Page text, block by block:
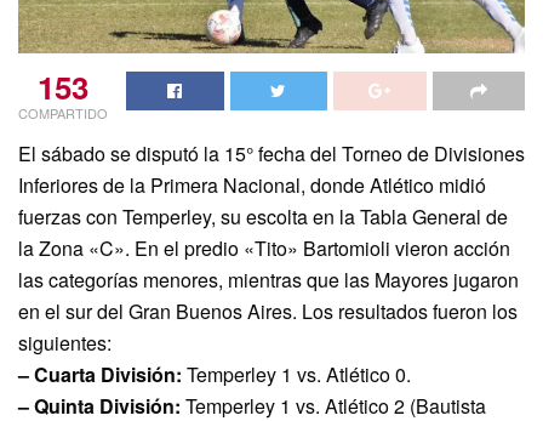
153
COMPARTIDO
El sábado se disputó la 15° fecha del Torneo de Divisiones
Inferiores de la Primera Nacional, donde Atlético midió
fuerzas con Temperley, su escolta en la Tabla General de
la Zona «C». En el predio «Tito» Bartomioli vieron acción
las categorías menores, mientras que las Mayores jugaron
en el sur del Gran Buenos Aires. Los resultados fueron los
siguientes:
– Cuarta División: Temperley 1 vs. Atlético 0.
– Quinta División: Temperley 1 vs. Atlético 2 (Bautista